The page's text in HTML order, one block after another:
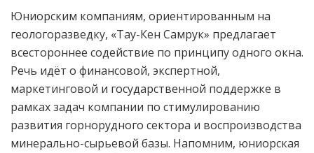
Юниорским компаниям, ориентированным на
геологоразведку, «Тау-Кен Самрук» предлагает
всестороннее содействие по принципу одного окна.
Речь идёт о финансовой, экспертной,
маркетинговой и государственной поддержке в
рамках задач компании по стимулированию
развития горнорудного сектора и воспроизводства
минерально-сырьевой базы. Напомним, юниорская